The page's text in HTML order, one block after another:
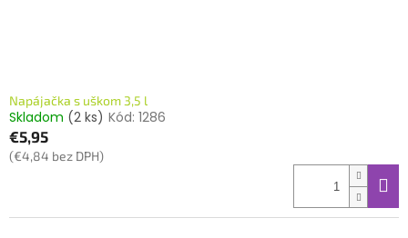
Napájačka s uškom 3,5 l
Skladom (2 ks) Kód: 1286
€5,95
(€4,84 bez DPH)